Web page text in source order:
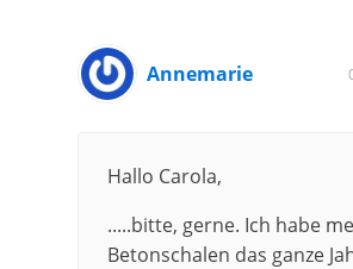
Annemarie
Hallo Carola,
.....bitte, gerne. Ich habe
Betonschalen das ganze